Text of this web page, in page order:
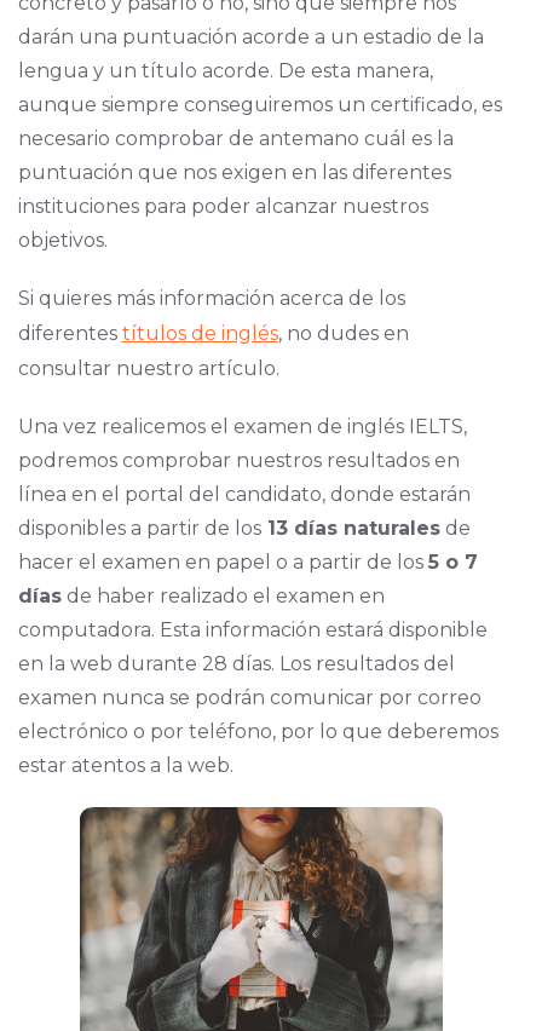
darán una puntuación acorde a un estadio de la
lengua y un título acorde. De esta manera,
aunque siempre conseguiremos un certificado, es
necesario comprobar de antemano cuál es la
puntuación que nos exigen en las diferentes
instituciones para poder alcanzar nuestros
objetivos.
Si quieres más información acerca de los
diferentes títulos de inglés, no dudes en
consultar nuestro artículo.
Una vez realicemos el examen de inglés IELTS,
podremos comprobar nuestros resultados en
línea en el portal del candidato, donde estarán
disponibles a partir de los13 días naturalesde
hacer el examen en papel o a partir de los 5 o 7
díasde haber realizado el examen en
computadora. Esta información estará disponible
en la web durante 28 días. Los resultados del
examen nunca se podrán comunicar por correo
electrónico o por teléfono, por lo que deberemos
estar atentos a la web.